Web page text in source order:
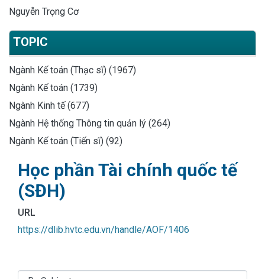
Nguyễn Trọng Cơ
TOPIC
Ngành Kế toán (Thạc sĩ) (1967)
Ngành Kế toán (1739)
Ngành Kinh tế (677)
Ngành Hệ thống Thông tin quản lý (264)
Ngành Kế toán (Tiến sĩ) (92)
Học phần Tài chính quốc tế
(SĐH)
URL
https://dlib.hvtc.edu.vn/handle/AOF/1406